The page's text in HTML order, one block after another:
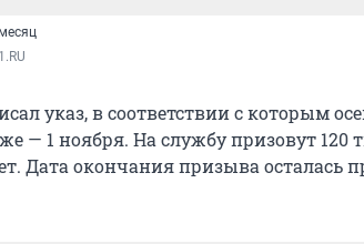
указ, в соответствии с которым
— 1 ноября. На службу призовут 120
Дата окончания призыва осталась